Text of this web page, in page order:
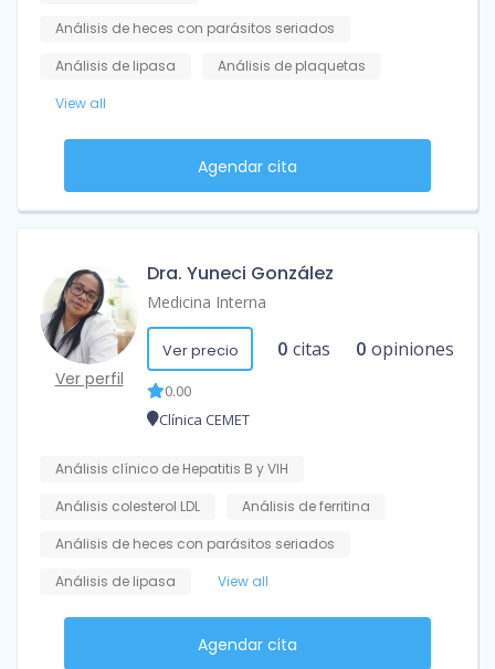
Análisis de heces con parásitos seriados
Análisis de lipasa
Análisis de plaquetas
View all
Agendar cita
Ver perfil
Dra. Yuneci González
Medicina Interna
Ver precio 0 citas 0 opiniones
0.00
Clínica CEMET
Análisis clínico de Hepatitis B y VIH
Análisis colesterol LDL
Análisis de ferritina
Análisis de heces con parásitos seriados
Análisis de lipasa
View all
Agendar cita